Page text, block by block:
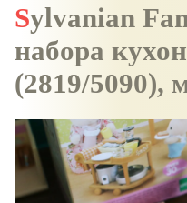
Sylvanian Families, обзор
набора
(2819/5090),